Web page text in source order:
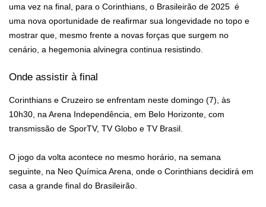
uma vez na final, para o Corinthians, o Brasileirão de 2025 é
uma nova oportunidade de reafirmar sua longevidade no topo e
mostrar que, mesmo frente a novas forças que surgem no
cenário, a hegemonia alvinegra continua resistindo.
Onde assistir à final
Corinthians e Cruzeiro se enfrentam neste domingo (7), às
10h30, na Arena Independência, em Belo Horizonte, com
transmissão de SporTV, TV Globo e TV Brasil.
O jogo da volta acontece no mesmo horário, na semana
seguinte, na Neo Química Arena, onde o Corinthians decidirá em
casa a grande final do Brasileirão.